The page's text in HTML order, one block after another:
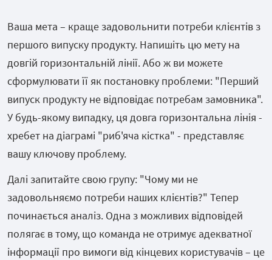
Ваша мета – краще задовольнити потреби клієнтів з
першого випуску продукту. Напишіть цю мету на
довгій горизонтальній лінії. Або ж ви можете
сформулювати її як постановку проблеми: "Перший
випуск продукту не відповідає потребам замовника".
У будь-якому випадку, ця довга горизонтальна лінія -
хребет на діаграмі "риб'яча кістка" - представляє
вашу ключову проблему.
Далі запитайте свою групу: "Чому ми не
задовольняємо потреби наших клієнтів?" Тепер
починається аналіз. Одна з можливих відповідей
полягає в тому, що команда не отримує адекватної
інформації про вимоги від кінцевих користувачів – це